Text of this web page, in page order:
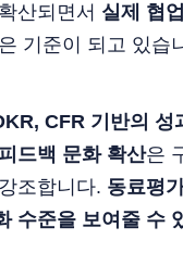
산되면서 실제 협
기준이 되고 있습
CFR 기반의 성
드백 문화 확산은
조합니다. 동료평
수준을 보여줄 수